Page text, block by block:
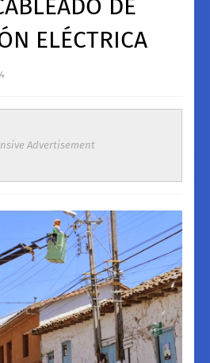
DE
ELÉCTRICA
Advertisement